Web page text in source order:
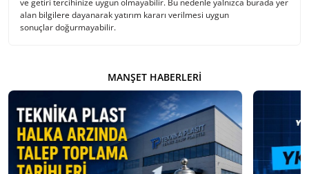
alan bilgilere dayanarak yatırım kararı verilmesi uygun
sonuçlar doğurmayabilir.
MANŞET HABERLERI